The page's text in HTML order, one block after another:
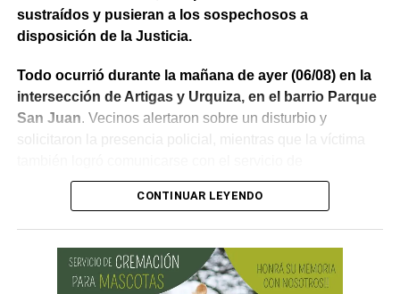
sustraídos y pusieran a los sospechosos a
disposición de la Justicia.
Todo ocurrió durante la mañana de ayer (06/08) en la
intersección de Artigas y Urquiza, en el barrio Parque
San Juan. Vecinos alertaron sobre un disturbio y
solicitaron la presencia policial, mientras que la víctima
emergencias para informar lo que estaba ocurriendo.
hombres le habían sustraído una bolsa con dinero en
efectivo y dos teléfonos celulares. En el lugar se
CONTINUAR LEYENDO